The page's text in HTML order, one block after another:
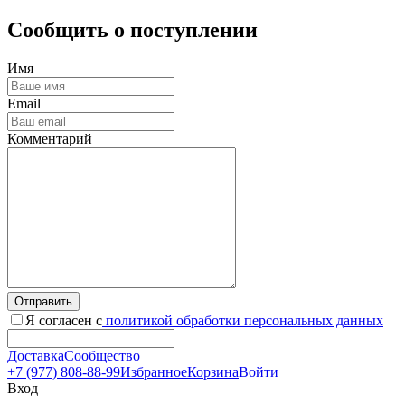
Сообщить о поступлении
Имя
Email
Комментарий
Отправить
Я согласен с политикой обработки персональных данных
ДоставкаСообщество
+7 (977) 808-88-99ИзбранноеКорзинаВойти
Вход